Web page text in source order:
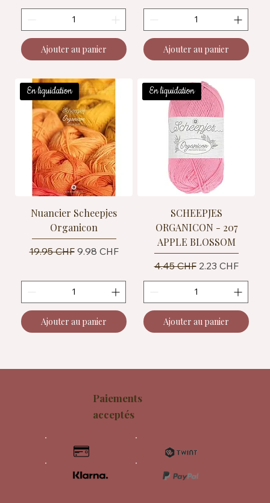
Ajouter au panier Ajouter au panier
En liquidation
Nuancier Scheepjes
Organicon
Prix original
19.95 CHF Prix promotionnel
9.98 CHF
Ajouter au panier
En liquidation
SCHEEPJES
ORGANICON - 207
APPLE BLOSSOM
Prix original
4.45 CHF Prix
2.23 CHF
Ajouter au panier
Paiements
acceptés